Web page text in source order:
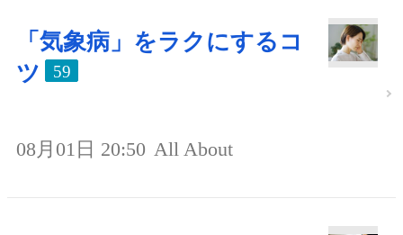
「気象病」をラクにするコ
ツ
59
08月01日 20:50 All About